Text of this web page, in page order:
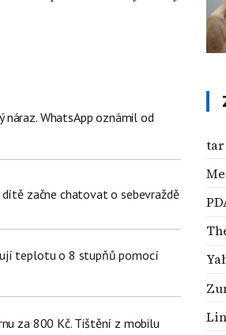
WhatsApp oznámil od
začne chatovat o sebevraždě
teplotu o 8 stupňů pomocí
za 800 Kč. Tištění z mobilu
tar